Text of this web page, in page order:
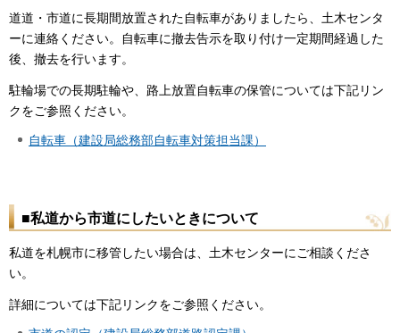
道道・市道に長期間放置された自転車がありましたら、土木センタ
ーに連絡ください。自転車に撤去告示を取り付け一定期間経過した
後、撤去を行います。
駐輪場での長期駐輪や、路上放置自転車の保管については下記リン
クをご参照ください。
自転車（建設局総務部自転車対策担当課）
■私道から市道にしたいときについて
私道を札幌市に移管したい場合は、土木センターにご相談くださ
い。
詳細については下記リンクをご参照ください。